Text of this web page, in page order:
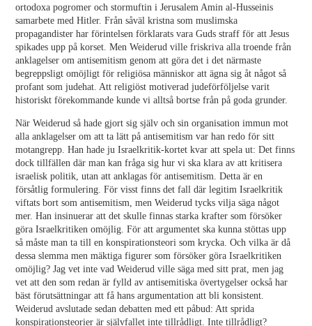
ortodoxa pogromer och stormuftin i Jerusalem Amin al-Husseinis
samarbete med Hitler. Från såväl kristna som muslimska
propagandister har förintelsen förklarats vara Guds straff för att Jesus
spikades upp på korset. Men Weiderud ville friskriva alla troende från
anklagelser om antisemitism genom att göra det i det närmaste
begreppsligt omöjligt för religiösa människor att ägna sig åt något så
profant som judehat. Att religiöst motiverad judeförföljelse varit
historiskt förekommande kunde vi alltså bortse från på goda grunder.
När Weiderud så hade gjort sig själv och sin organisation immun mot
alla anklagelser om att ta lätt på antisemitism var han redo för sitt
motangrepp. Han hade ju Israelkritik-kortet kvar att spela ut: Det finns
dock tillfällen där man kan fråga sig hur vi ska klara av att kritisera
israelisk politik, utan att anklagas för antisemitism. Detta är en
försåtlig formulering. För visst finns det fall där legitim Israelkritik
viftats bort som antisemitism, men Weiderud tycks vilja säga något
mer. Han insinuerar att det skulle finnas starka krafter som försöker
göra Israelkritiken omöjlig. För att argumentet ska kunna stöttas upp
så måste man ta till en konspirationsteori som krycka. Och vilka är då
dessa slemma men mäktiga figurer som försöker göra Israelkritiken
omöjlig? Jag vet inte vad Weiderud ville säga med sitt prat, men jag
vet att den som redan är fylld av antisemitiska övertygelser också har
bäst förutsättningar att få hans argumentation att bli konsistent.
Weiderud avslutade sedan debatten med ett påbud: Att sprida
konspirationsteorier är självfallet inte tillrådligt. Inte tillrådligt?